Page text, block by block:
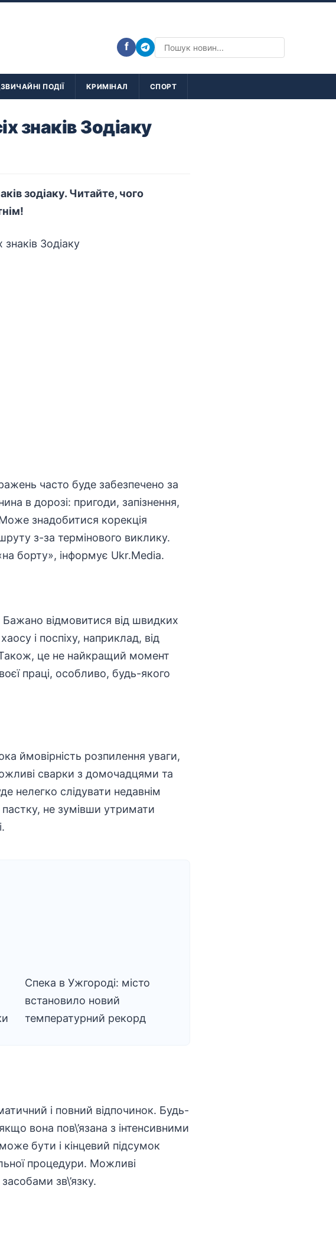
f
ПОДІЇ КРИМІНАЛ СПОРТ
знаків Зодіаку
зодіаку. Читайте, чого
часто буде забезпечено за
в дорозі: пригоди, запізнення,
знадобитися корекція
з-за термінового виклику.
борту», інформує Ukr.Media.
відмовитися від швидких
і поспіху, наприклад, від
це не найкращий момент
праці, особливо, будь-якого
ймовірність розпилення уваги,
сварки з домочадцями та
нелегко слідувати недавнім
не зумівши утримати
Спека в Ужгороді: місто
встановило новий
температурний рекорд
і повний відпочинок. Будь-
вона пов\’язана з інтенсивними
бути і кінцевий підсумок
процедури. Можливі
зв\’язку.